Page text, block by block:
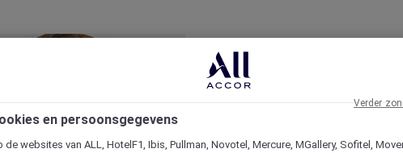
en persoonsgegevens
de websites van ALL, HotelF1, Ibis, Pullman, Novotel, Mercure, MGallery, Sofitel,
Verder